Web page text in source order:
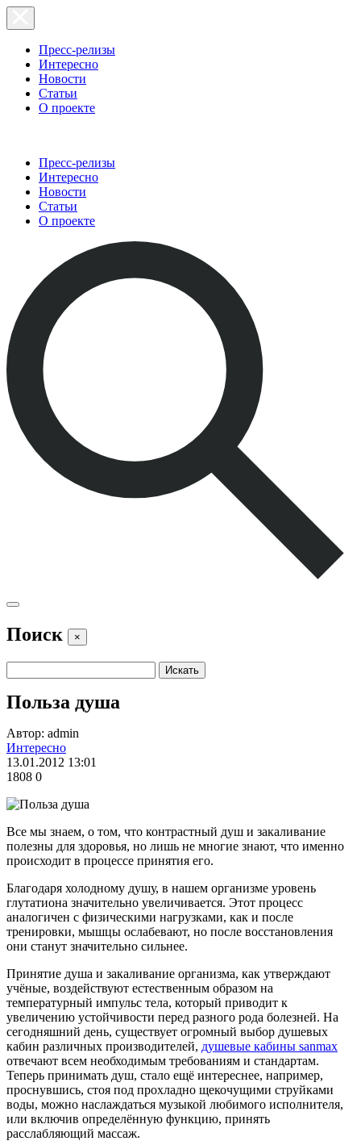
Пресс-релизы
Интересно
Новости
Статьи
О проекте
Пресс-релизы
Интересно
Новости
Статьи
О проекте
Поиск ×
Польза душа
Автор: admin
Интересно
13.01.2012 13:01
1808 0
Все мы знаем, о том, что контрастный душ и закаливание
полезны для здоровья, но лишь не многие знают, что именно
происходит в процессе принятия его.
Благодаря холодному душу, в нашем организме уровень
глутатиона значительно увеличивается. Этот процесс
аналогичен с физическими нагрузками, как и после
тренировки, мышцы ослабевают, но после восстановления
они станут значительно сильнее.
Принятие душа и закаливание организма, как утверждают
учёные, воздействуют естественным образом на
температурный импульс тела, который приводит к
увеличению устойчивости перед разного рода болезней. На
сегодняшний день, существует огромный выбор душевых
кабин различных производителей, душевые кабины sanmax
отвечают всем необходимым требованиям и стандартам.
Теперь принимать душ, стало ещё интереснее, например,
проснувшись, стоя под прохладно щекочущими струйками
воды, можно наслаждаться музыкой любимого исполнителя,
или включив определённую функцию, принять
расслабляющий массаж.